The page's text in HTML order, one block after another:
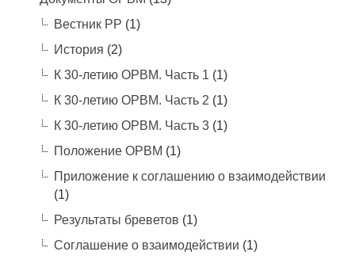
Вестник РР (1)
История (2)
К 30-летию ОРВМ. Часть 1(1)
К 30-летию ОРВМ. Часть 2 (1)
К 30-летию ОРВМ. Часть 3(1)
Положение ОРВМ (1)
Приложение к соглашению о взаимодействии
(1)
Результаты бреветов (1)
Соглашение о взаимодействии (1)